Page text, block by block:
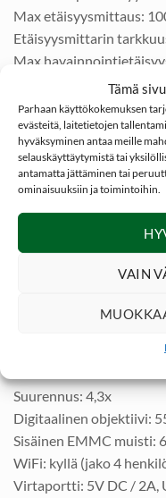
Tämä
Parhaan käyttökokemuksen
evästeitä, laitetietojen
hyväksyminen antaa meille
selauskäyttäytymistä tai
antamatta jättäminen tai
ominaisuuksiin ja toimintoihin.
VAIN
Max etäisyysmittaus:
Etäisyysmittarin
Max
IR valonvahvistus:
Etsin: 1920×1800 OLED
OLED näytön koko:
Lyhin
6 eri katseluväriä:
meripihka / smaragdi
Kenno: vanadiinioksidi
Pikselikorkeus: 12 μm
Kuvataajuus: 50Hz
Polttoväli: 25mm
FOV 100m: 12.2m x
Suurennus: 4,3x
Digitaalinen objektiivi:
Sisäinen EMMC muisti:
WiFi: kyllä (jako 4
Virtaportti: 5V DC / 2A,